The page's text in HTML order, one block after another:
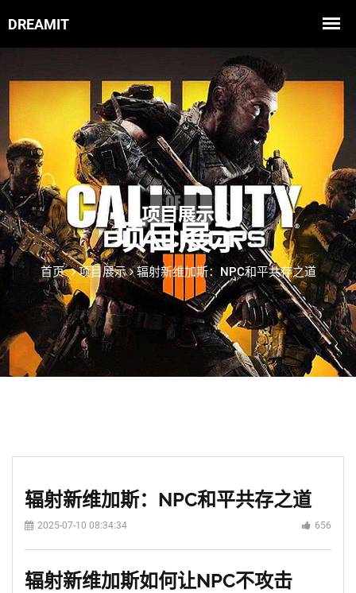
项目展示
首页 项目展示 辐射新维加斯：NPC和平共存之道
辐射新维加斯：NPC和平共存之道
2025-07-10 08:34:34 656
辐射新维加斯如何让NPC不攻击